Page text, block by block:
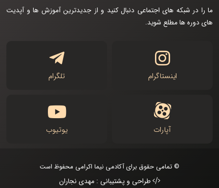
ما را در شبکه های اجتماعی دنبال کنید و از جدیدترین آموزش ها و آپدیت
های دوره ها مطلع شوید.
اینستاگرام تلگرام
آپارات یوتیوب
© تمامی حقوق برای آکادمی نیما اکرامی محفوظ است
طراحی و پشتیبانی : مهدی نجاران